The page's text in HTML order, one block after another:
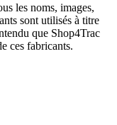
les noms, images,
sont utilisés à titre
que Shop4Trac
ces fabricants.